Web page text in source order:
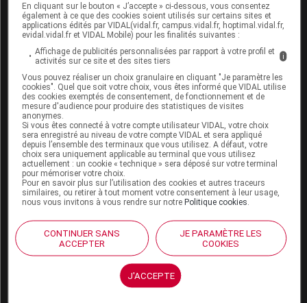
Boutique
VIDAL Expert
VIDAL Hoptimal
eVIDAL
VIDAL Mobile
VIDAL widget
VIDAL Sécurisation
VIDAL e-Services
Espace institutionnel
Qui sommes-nous ?
VIDAL France
Carrières
Charte éthique et
déontologique
Service client
Contact
Espace partenaires
En cliquant sur le bouton « J’accepte » ci-dessous, vous consentez
également à ce que des cookies soient utilisés sur certains sites et
applications édités par VIDAL(vidal.fr, campus.vidal.fr, hoptimal.vidal.fr,
evidal.vidal.fr et VIDAL Mobile) pour les finalités suivantes :
Affichage de publicités personnalisées par rapport à votre profil et
activités sur ce site et des sites tiers
i
Vous pouvez réaliser un choix granulaire en cliquant "Je paramètre les
cookies". Quel que soit votre choix, vous êtes informé que VIDAL utilise
des cookies exemptés de consentement, de fonctionnement et de
mesure d'audience pour produire des statistiques de visites
anonymes.
Si vous êtes connecté à votre compte utilisateur VIDAL, votre choix
sera enregistré au niveau de votre compte VIDAL et sera appliqué
depuis l’ensemble des terminaux que vous utilisez. A défaut, votre
choix sera uniquement applicable au terminal que vous utilisez
actuellement : un cookie « technique » sera déposé sur votre terminal
pour mémoriser votre choix.
Pour en savoir plus sur l’utilisation des cookies et autres traceurs
similaires, ou retirer à tout moment votre consentement à leur usage,
nous vous invitons à vous rendre sur notrePolitique cookies
CONTINUER SANS
ACCEPTER
JE PARAMÈTRE LES
COOKIES
J'ACCEPTE